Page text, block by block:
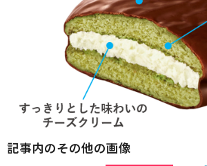
記事内のその他の画像